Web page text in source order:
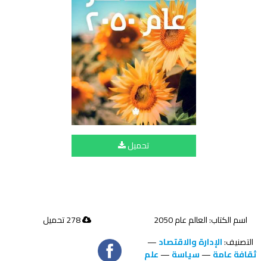
تحميل
اسم الكتاب: العالم عام 2050
التصنيف:الإدارة والاقتصاد—
ثقافة عامة—سياسة—علم
278 تحميل